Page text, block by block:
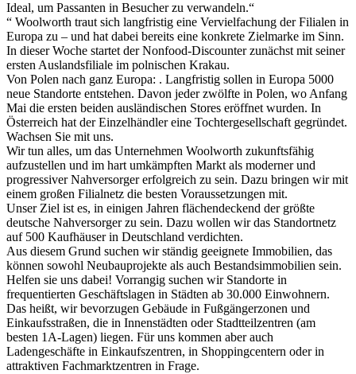
Ideal, um Passanten in Besucher zu verwandeln.“
“ Woolworth traut sich langfristig eine Vervielfachung der Filialen in
Europa zu – und hat dabei bereits eine konkrete Zielmarke im Sinn.
In dieser Woche startet der Nonfood-Discounter zunächst mit seiner
ersten Auslandsfiliale im polnischen Krakau.
Von Polen nach ganz Europa: . Langfristig sollen in Europa 5000
neue Standorte entstehen. Davon jeder zwölfte in Polen, wo Anfang
Mai die ersten beiden ausländischen Stores eröffnet wurden. In
Österreich hat der Einzelhändler eine Tochtergesellschaft gegründet.
Wachsen Sie mit uns.
Wir tun alles, um das Unternehmen Woolworth zukunftsfähig
aufzustellen und im hart umkämpften Markt als moderner und
progressiver Nahversorger erfolgreich zu sein. Dazu bringen wir mit
einem großen Filialnetz die besten Voraussetzungen mit.
Unser Ziel ist es, in einigen Jahren flächendeckend der größte
deutsche Nahversorger zu sein. Dazu wollen wir das Standortnetz
auf 500 Kaufhäuser in Deutschland verdichten.
Aus diesem Grund suchen wir ständig geeignete Immobilien, das
können sowohl Neubauprojekte als auch Bestandsimmobilien sein.
Helfen sie uns dabei! Vorrangig suchen wir Standorte in
frequentierten Geschäftslagen in Städten ab 30.000 Einwohnern.
Das heißt, wir bevorzugen Gebäude in Fußgängerzonen und
Einkaufsstraßen, die in Innenstädten oder Stadtteilzentren (am
besten 1A-Lagen) liegen. Für uns kommen aber auch
Ladengeschäfte in Einkaufszentren, in Shoppingcentern oder in
attraktiven Fachmarktzentren in Frage.